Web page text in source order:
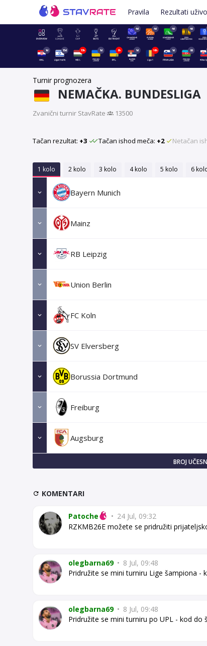
Pravila Rezultati uživo
4d 4d 4d 4d
1d 15d 13h 1d 8h 1d 16h 1d 8d
Turnir prognozera
NEMAČKA. BUNDESLIGA
Zvanični turnir StavRate· 13500
Tačan rezultat: +3 Tačan ishod meča: +2 Netačan
1 kolo 2 kolo 3 kolo 4 kolo 5 kolo 6
Bayern Munich
Mainz
RB Leipzig
Union Berlin
FC Koln
SV Elversberg
Borussia Dortmund
Freiburg
Augsburg
BROJ
KOMENTARI
Patoche • 24 Jul, 09:32
RZKMB26E možete se pridružiti
olegbarna69 • 8 Jul, 09:48
Pridružite se mini turniru Lige šampiona -
olegbarna69 • 8 Jul, 09:48
Pridružite se mini turniru po UPL - kod do